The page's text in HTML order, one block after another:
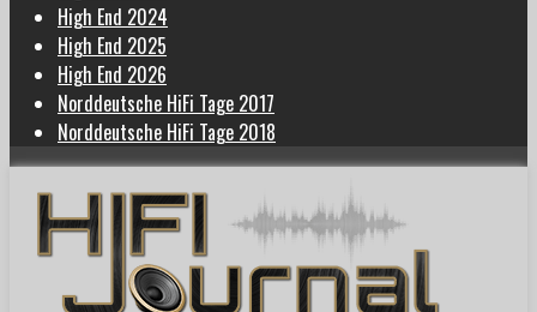
High End 2024
High End 2025
High End 2026
Norddeutsche HiFi Tage 2017
Norddeutsche HiFi Tage 2018